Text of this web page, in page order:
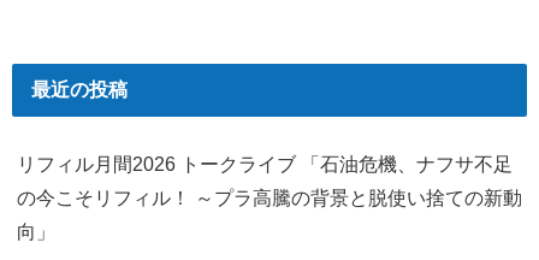
最近の投稿
リフィル月間2026 トークライブ 「石油危機、ナフサ不足
の今こそリフィル！ ～プラ高騰の背景と脱使い捨ての新動
向」